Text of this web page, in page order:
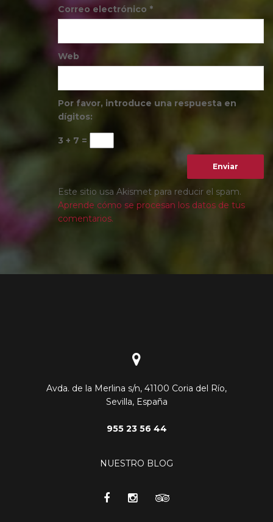
Correo electrónico *
Web
Por favor, introduce una respuesta en
dígitos:
3 + 7 =
Este sitio usa Akismet para reducir el spam.
Aprende cómo se procesan los datos de tus
comentarios.
Avda. de la Merlina s/n, 41100 Coria del Río,
Sevilla, España
955 23 56 44
NUESTRO BLOG